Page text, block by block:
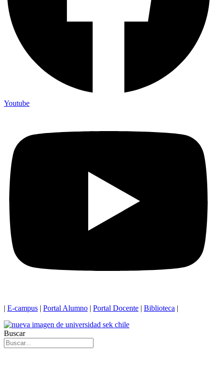
Youtube
| E-campus | Portal Alumno | Portal Docente | Biblioteca |
Buscar